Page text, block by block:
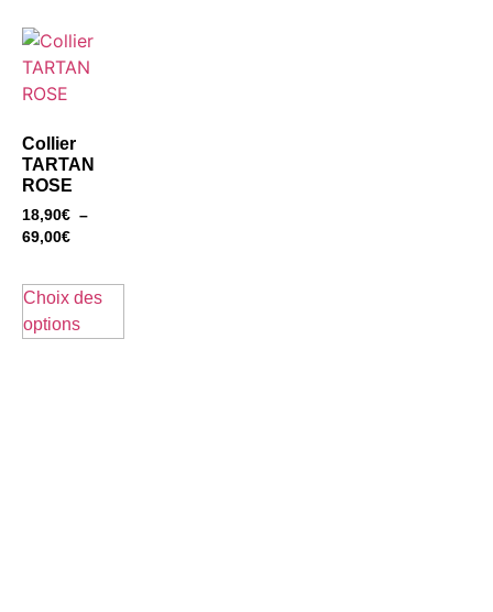
Collier
TARTAN
ROSE
18,90€ –
69,00€
Choix des
options